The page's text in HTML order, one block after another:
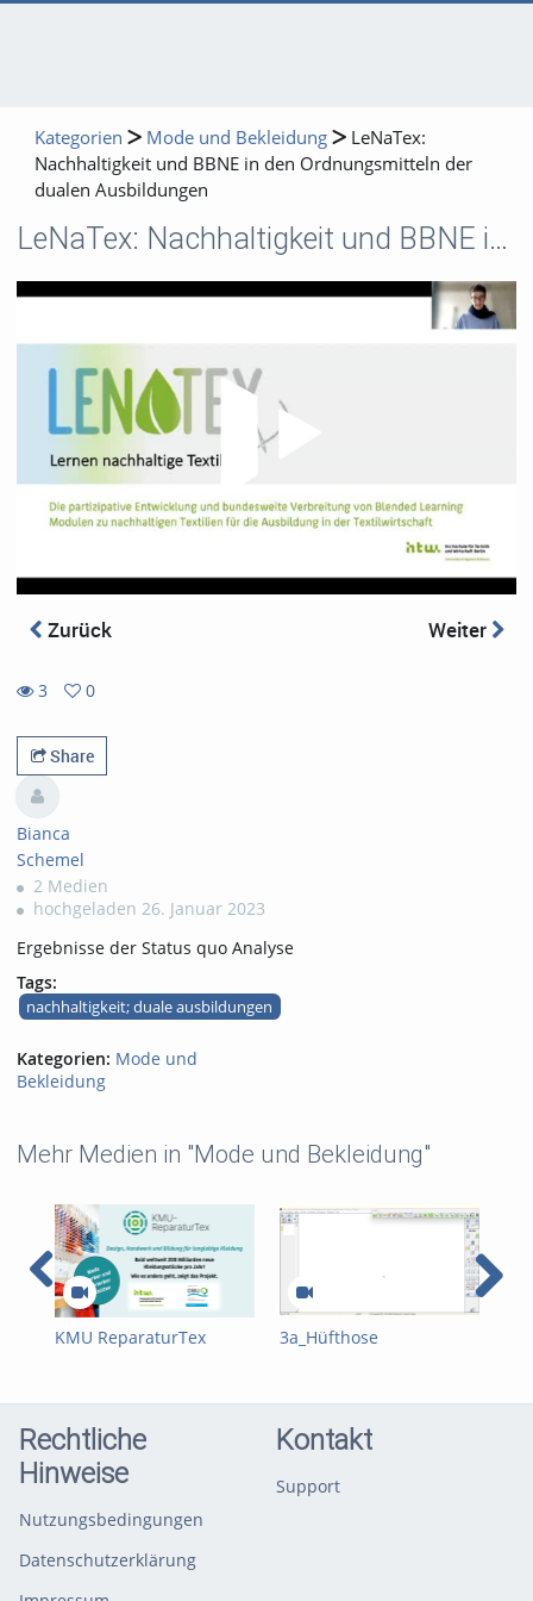
Kategorien Mode und Bekleidung
LeNaTex:
Nachhaltigkeit und BBNE in den Ordnungsmitteln der
dualen Ausbildungen
LeNaTex: Nachhaltigkeit und BBNE in den Ordnungsmitteln der dualen Ausbildungen
Zurück Weiter
3
views
0
favorites
Share
Bianca
Schemel
2 Medien
hochgeladen 26. Januar 2023
Ergebnisse der Status quo Analyse
Tags:
nachhaltigkeit; duale ausbildungen
Kategorien: Mode und
Bekleidung
Mehr Medien in "Mode und Bekleidung"
KMU ReparaturTex
Bundesstiftung Umwelt
3a_Hüfthose
Rechtliche
Hinweise
Nutzungsbedingungen
Datenschutzerklärung
Kontakt
Support